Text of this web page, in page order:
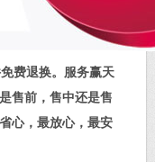
费退换。服务赢天
售前，售中还是售
心，最放心，最安